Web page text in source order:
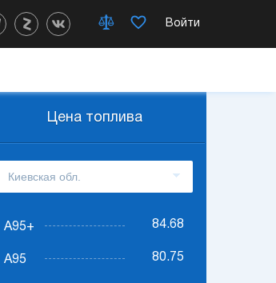
Войти
Цена топлива
А95+ 84.68
А95 80.75